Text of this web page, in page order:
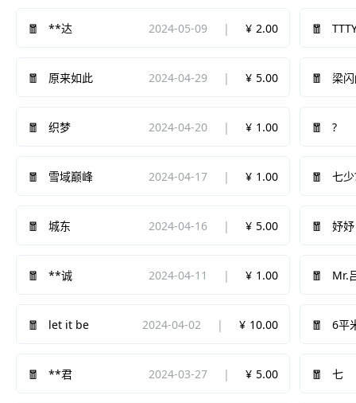
**达 2024-05-09 2.00
原来如此 2024-04-29 5.00 梁
织梦 2024-04-20 1.00 ?
雪域巅峰 2024-04-17 1.00 七少
城东 2024-04-16 5.00 妤妤
**诚 2024-04-11 1.00 Mr.
let it be 2024-04-02 10.00 6平
**君 2024-03-27 5.00 七